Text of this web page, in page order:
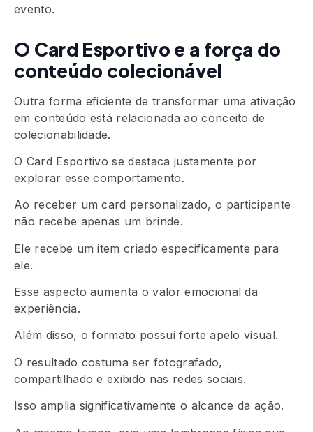
evento.
O Card Esportivo e a força do
conteúdo colecionável
Outra forma eficiente de transformar uma ativação
em conteúdo está relacionada ao conceito de
colecionabilidade.
O Card Esportivo se destaca justamente por
explorar esse comportamento.
Ao receber um card personalizado, o participante
não recebe apenas um brinde.
Ele recebe um item criado especificamente para
ele.
Esse aspecto aumenta o valor emocional da
experiência.
Além disso, o formato possui forte apelo visual.
O resultado costuma ser fotografado,
compartilhado e exibido nas redes sociais.
Isso amplia significativamente o alcance da ação.